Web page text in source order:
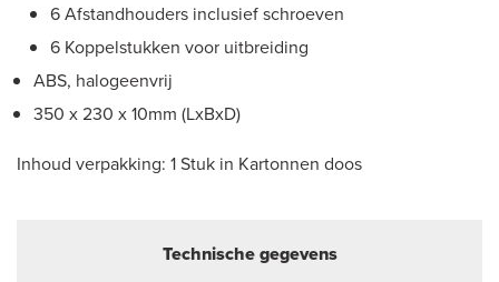
6 Afstandhouders inclusief schroeven
6 Koppelstukken voor uitbreiding
ABS, halogeenvrij
350 x 230 x 10mm (LxBxD)
Inhoud verpakking: 1 Stuk in Kartonnen doos
Technische gegevens